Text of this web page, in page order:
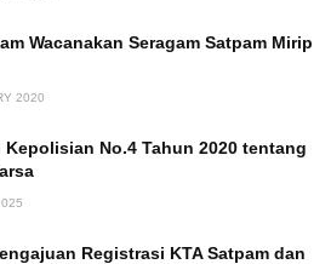
Wacanakan Seragam Satpam Mirip
2020
Kepolisian No.4 Tahun 2020 tentang
Registrasi KTA Satpam dan